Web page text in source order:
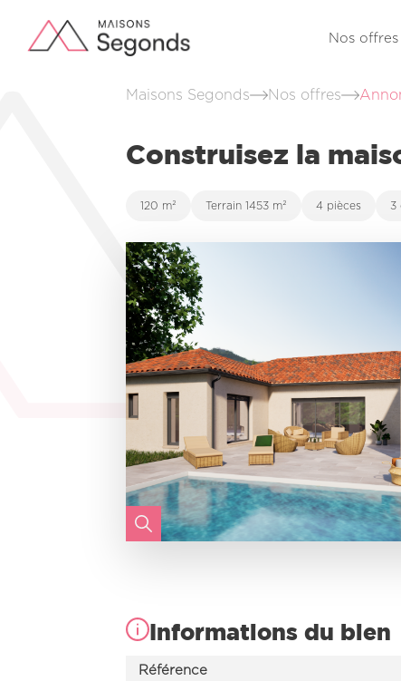
Nos offres
Maisons Segonds Nos offres
Construisez la
120 m² Terrain 1453 m² 4 pièces 3
Informations du bien
Référence